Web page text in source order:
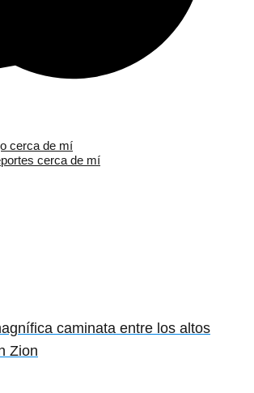
cerca de mí
cerca de mí
caminata entre los altos
Zion